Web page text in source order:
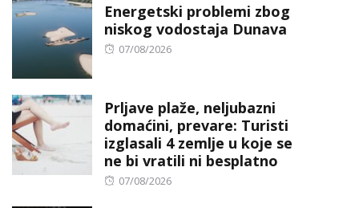
Energetski problemi zbog
niskog vodostaja Dunava
Posted
07/08/2026
Prljave plaže, neljubazni
domaćini, prevare: Turisti
izglasali 4 zemlje u koje se
ne bi vratili ni besplatno
Posted
07/08/2026